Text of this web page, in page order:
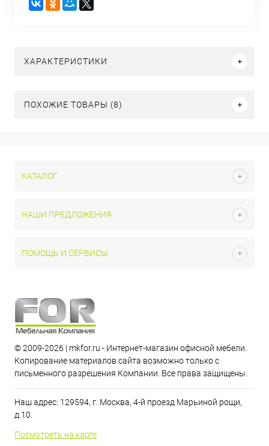
ХАРАКТЕРИСТИКИ
ПОХОЖИЕ ТОВАРЫ (8)
КАТАЛОГ
НАШИ ПРЕДЛОЖЕНИЯ
ПОМОЩЬ И СЕРВИСЫ
© 2009-2026 | mkfor.ru - Интернет-магазин офисной мебели.
Копирование материалов сайта возможно только с
письменного разрешения Компании. Все права защищены.
Наш адрес: 129594, г. Москва, 4-й проезд Марьиной рощи,
д.10.
Посмотреть на карте